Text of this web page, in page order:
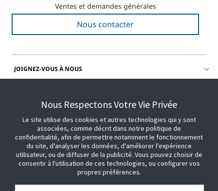
Ventes et demandes générales
Nous contacter
JOIGNEZ-VOUS À NOUS
Nous Respectons Votre Vie Privée
Le site utilise des cookies et autres technologies qui y sont
associées, comme décrit dans notre politique de
confidentialité, afin de permettre notamment le fonctionnement
du site, d'analyser les données, d'améliorer l'expérience
utilisateur, ou de diffuser de la publicité. Vous pouvez choisir de
consentir à l'utilisation de ces technologies, ou configurer vos
propres préférences.